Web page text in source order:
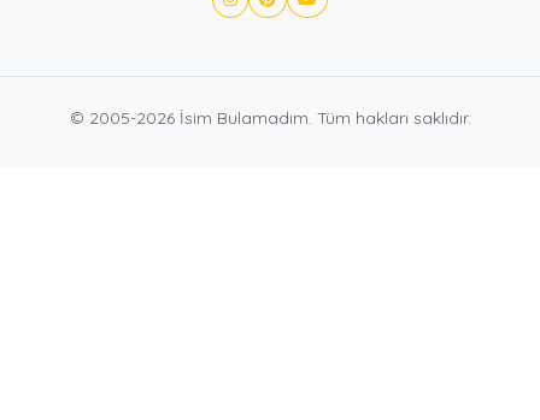
© 2005-2026 İsim Bulamadım. Tüm hakları saklıdır.